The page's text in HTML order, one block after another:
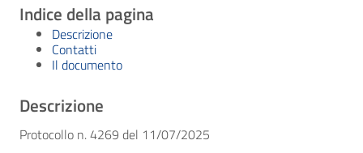
Indice della pagina
Descrizione
Contatti
Il documento
Descrizione
Protocollo n. 4269 del 11/07/2025